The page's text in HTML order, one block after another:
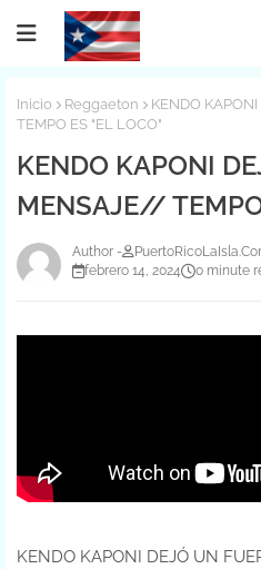
Inicio Reggaeton
KENDO
TEMPO ES "EL LOCO"
KENDO KAPONI
MENSAJE//
febrero 14, 2024
0 minute
KENDO KAPONI DEJÓ UN